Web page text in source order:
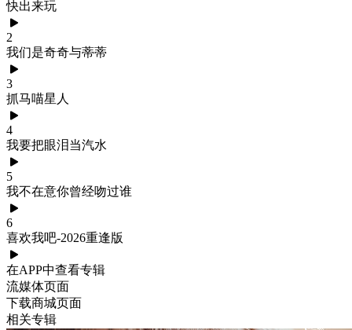
快出来玩
2
我们是奇奇与蒂蒂
3
抓马喵星人
4
我要把眼泪当汽水
5
我不在意你曾经吻过谁
6
喜欢我吧-2026重逢版
在APP中查看专辑
流媒体页面
下载商城页面
相关专辑